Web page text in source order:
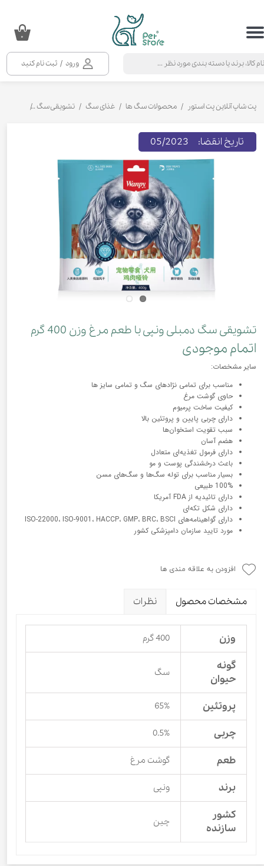
ورود / ثبت نام کنید
حساب کاربری من
خروج از حساب کاربری
۰
پت شاپ آنلاین پت استور محصولات سگ ها غذای سگ تشویقی سگ
تشویقی سگ دمبلی ونپی با طعم مرغ وزن 400 گرم
اتمام موجودی
سایر مشخصات:
مناسب برای تمامی نژادهای سگ و تمامی سایز ها
حاوی گوشت مرغ
کیفیت ساخت پرمیوم
دارای چربی پایین و پروتئین بالا
سبب تقویت استخوان‌ها
هضم آسان
دارای فرمول تغذیه‌ای متعادل
باعث درخشندگی پوست و مو
بسیار مناسب برای توله سگ‌ها و سگ‌های مسن
100% طبیعی
دارای تائیدیه از FDA آمریکا
دارای شکل تکه‌ای
دارای گواهینامه‌های ISO-22000، ISO-9001، HACCP، GMP، BRC، BSCI
مورد تایید سازمان دامپزشکی کشور
تاریخ انقضا: 05/2023
افزودن به علاقه مندی ها
مشخصات محصول نظرات
وزن 400 گرم
گونه
حیوان
سگ
پروتئین 65%
چربی 0.5%
طعم گوشت مرغ
برند ونپی
کشور
سازنده
چین